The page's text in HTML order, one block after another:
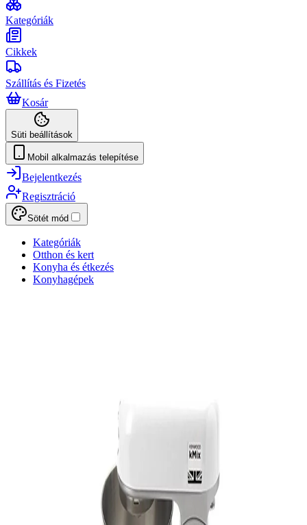
Kategóriák
Cikkek
Szállítás és Fizetés
Kosár
Süti beállítások
Mobil alkalmazás telepítése
Bejelentkezés
Regisztráció
Sötét mód
Kategóriák
Otthon és kert
Konyha és étkezés
Konyhagépek